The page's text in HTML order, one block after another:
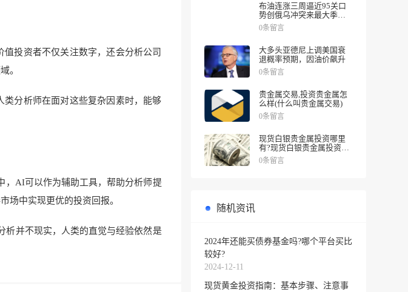
投资者不仅关注数字，还会分析公司
。
分析师在面对这些复杂因素时，能够
，AI可以作为辅助工具，帮助分析师提
场中实现更优的投资回报。
析并不现实，人类的直觉与经验依然是
布油连涨三周逼近95关口
势创俄乌冲突来最大季度
涨幅
0条留言
大多头亚德尼上调美国衰
退概率预期，因油价飙升
0条留言
贵金属交易,投资贵金属怎
么样(什么叫贵金属交易)
0条留言
现货白银贵金属投资哪里
有?现货白银贵金属投资被
诱导投资亏损
0条留言
随机资讯
2024年还能买债券基金吗?哪个平台买比
较好?
2024-12-11
现货黄金投资指南：基本步骤、注意事